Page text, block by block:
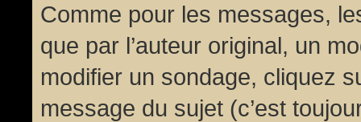
Comme pour les messages,
que par l’auteur original, un
modifier un sondage, cliquez
message du sujet (c’est